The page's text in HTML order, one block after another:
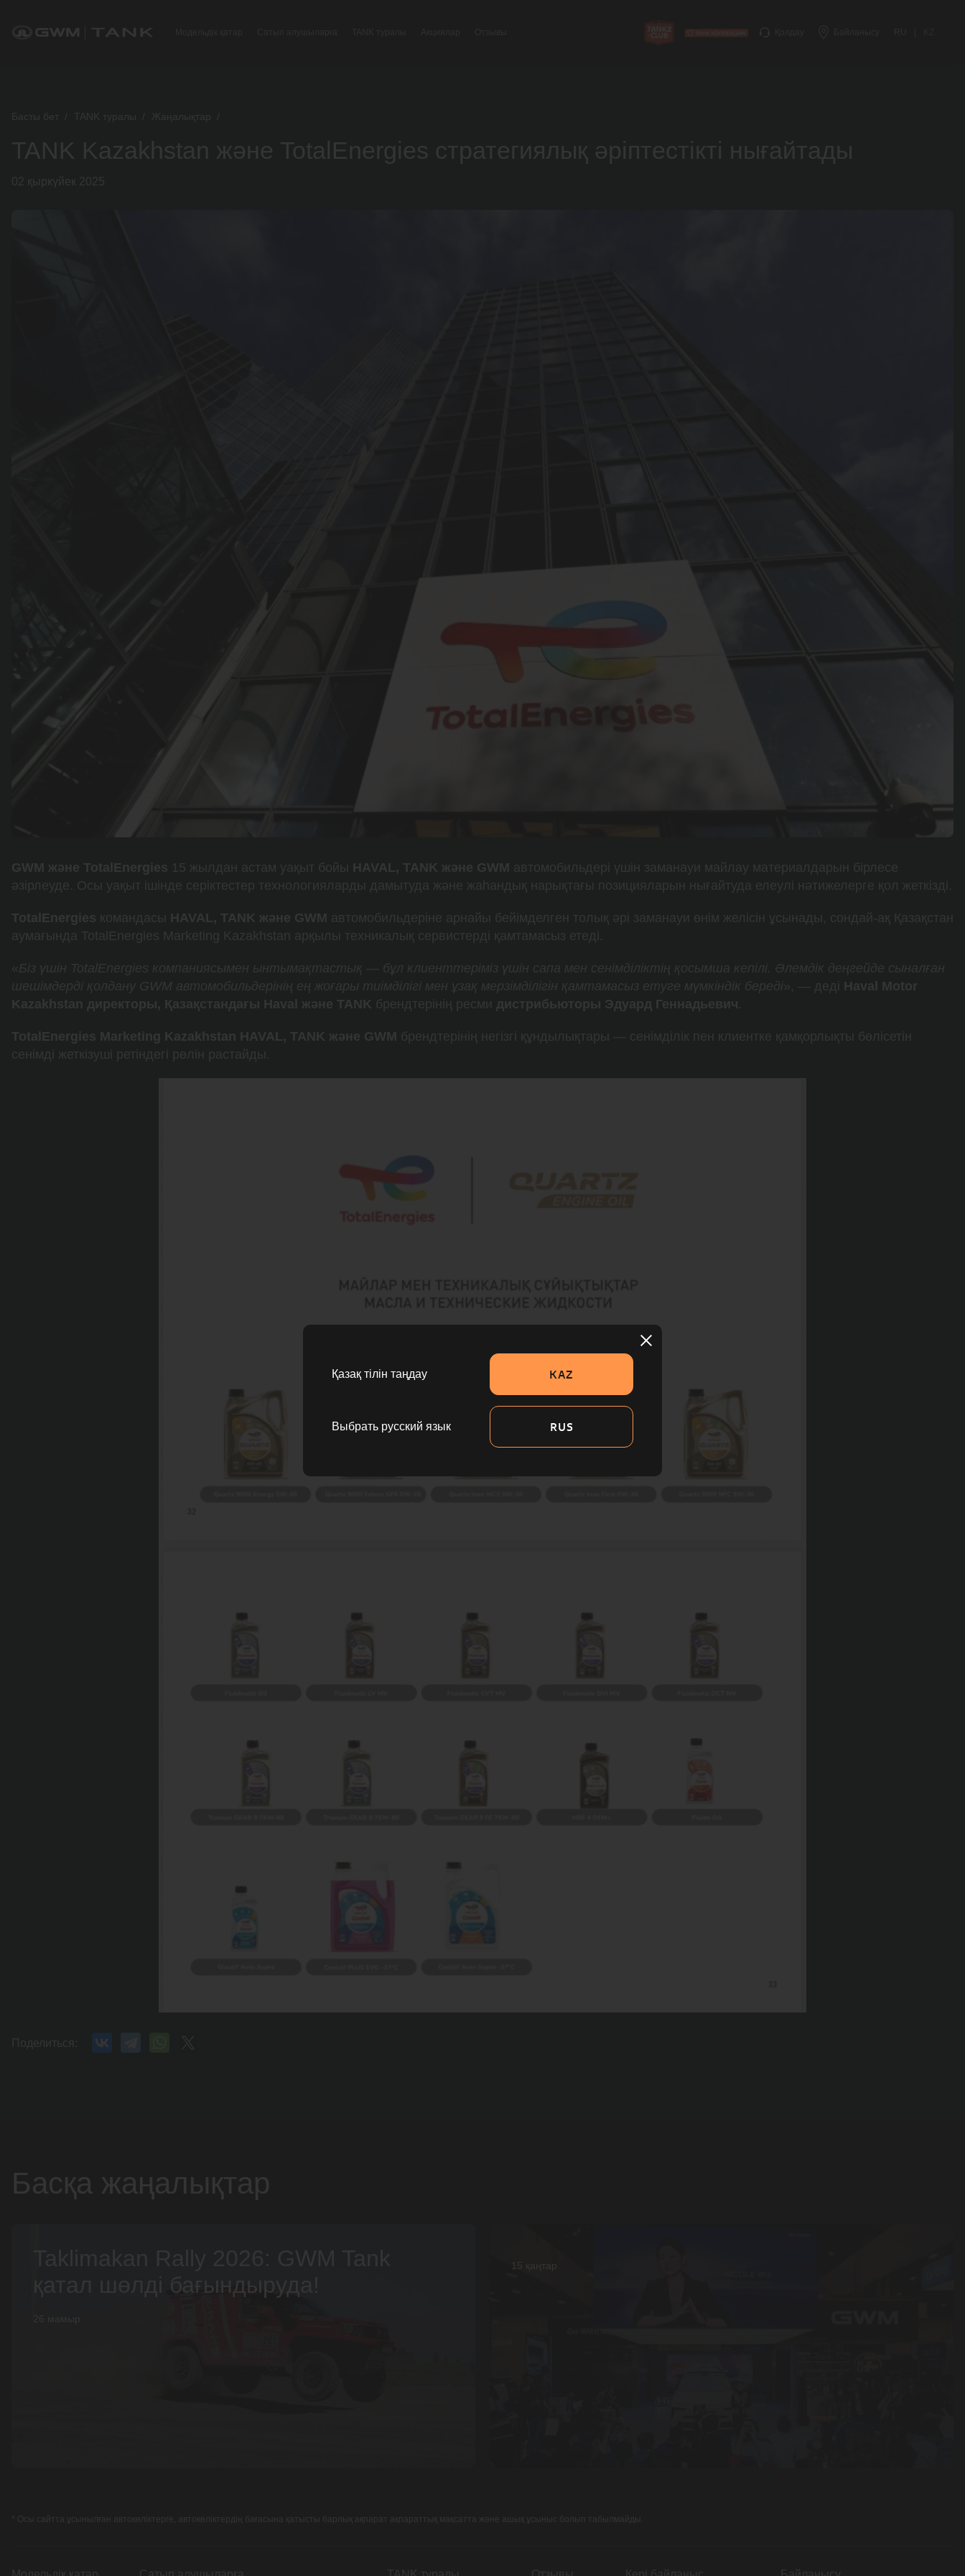
KZ
Басты бет / TANK туралы / Жаңалықтар /
TANK Kazakhstan және TotalEnergies стратегиялық әріптестікті нығайтады
02 қыркүйек 2025
GWM және TotalEnergies 15 жылдан астам уақыт бойы HAVAL, TANK және GWM автомобильдері үшін заманауи майлау материалдарын бірлесе
әзірлеуде. Осы уақыт ішінде серіктестер технологияларды дамытуда және жаһандық нарықтағы позицияларын нығайтуда елеулі нәтижелерге қол жеткізді.
TotalEnergies командасы HAVAL, TANK және GWM автомобильдеріне арнайы бейімделген толық әрі заманауи өнім желісін ұсынады, сондай-ақ Қазақстан
аумағында TotalEnergies Marketing Kazakhstan арқылы техникалық сервистерді қамтамасыз етеді.
« Біз үшін TotalEnergies компаниясымен ынтымақтастық — бұл клиенттеріміз үшін сапа мен сенімділіктің қосымша кепілі. Әлемдік деңгейде сыналған
шешімдерді қолдану GWM автомобильдерінің ең жоғары тиімділігі мен ұзақ мерзімділігін қамтамасыз етуге мүмкіндік береді», — деді Haval Motor
Kazakhstan директоры, Қазақстандағы Haval және TANK брендтерінің ресми дистрибьюторы Эдуард Геннадьевич.
TotalEnergies Marketing Kazakhstan HAVAL, TANK және GWM брендтерінің негізгі құндылықтары — сенімділік пен клиентке қамқорлықты бөлісетін
сенімді жеткізуші ретіндегі рөлін растайды.
Поделиться:
Басқа жаңалықтар
қатал шөлді бағындыруда!
15 қаңтар
* Осы сайтта ұсынылған автокөліктерге, автокөліктердің бағасына қатысты барлық ақпарат ақпараттық мақсатта және ашық ұсыныс болып табылмайды.
Қазақ тілін таңдау KAZ
Выбрать русский язык RUS